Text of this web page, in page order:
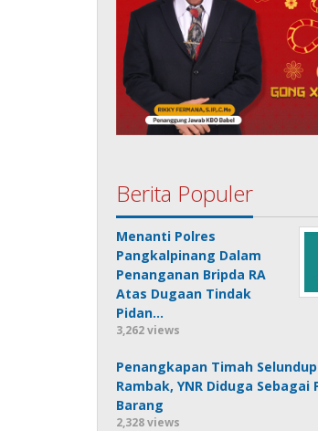
Berita Populer
Menanti Polres
Pangkalpinang Dalam
Penanganan Bripda RA
Atas Dugaan Tindak
Pidan…
3,262 views
Penangkapan Timah
Rambak, YNR Diduga Sebagai
Barang
2,328 views